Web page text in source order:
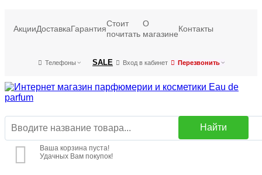
АкцииДоставкаГарантия
Стоит
почитать
О
магазине
Контакты
Телефоны SALE Вход в кабинет Перезвонить
Найти
Ваша корзина пуста!
Удачных Вам покупок!